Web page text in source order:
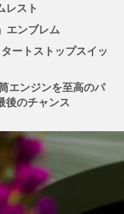
レスト
エンブレム
ートストップスイッ
エンジンを至高のパ
後のチャンス